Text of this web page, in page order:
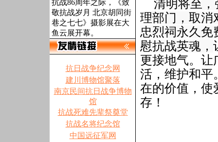
抗战86周年之际，《致
敬抗战岁月 北京胡同街
巷之七七》摄影展在大
鱼云展开幕。
抗日战争纪念网
建川博物馆聚落
南京民间抗日战争博物
馆
抗战死难先辈祭奠堂
抗战名将纪念馆
中国远征军网
清明将至
理部门，取消
忠烈祠永久免
慰抗战英魂，
更接地气。让
活，维护和平
在的价值，使
存！